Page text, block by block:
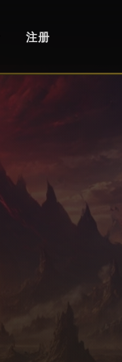
注册